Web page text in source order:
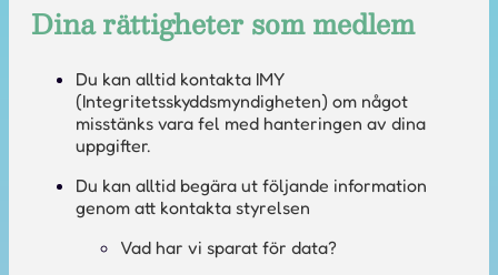
Dina rättigheter som medlem
Du kan alltid kontakta IMY
(Integritetsskyddsmyndigheten) om något
misstänks vara fel med hanteringen av dina
uppgifter.
Du kan alltid begära ut följande information
genom att kontakta styrelsen
Vad har vi sparat för data?